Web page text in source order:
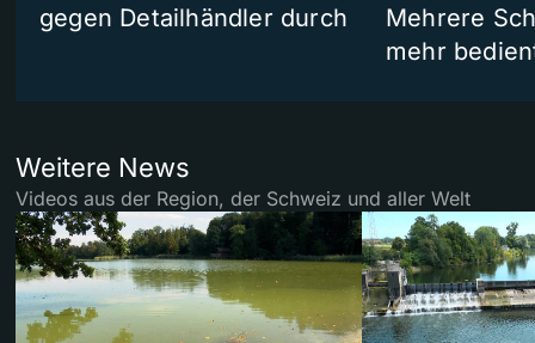
gegen Detailhändler durch
Mehrere
mehr
Weitere News
Videos aus der Region, der Schweiz und aller Welt